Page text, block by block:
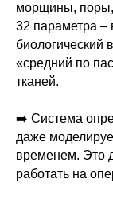
морщины, поры,
32 параметра –
биологический
«средний по
тканей.
➡️ Система
даже
временем. Это
работать на